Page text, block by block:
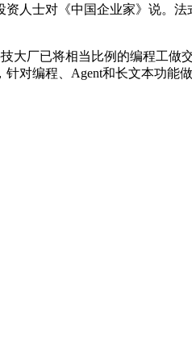
人士对《中国企业家》说。
厂已将相当比例的编程工做
对编程、Agent和长文本功能